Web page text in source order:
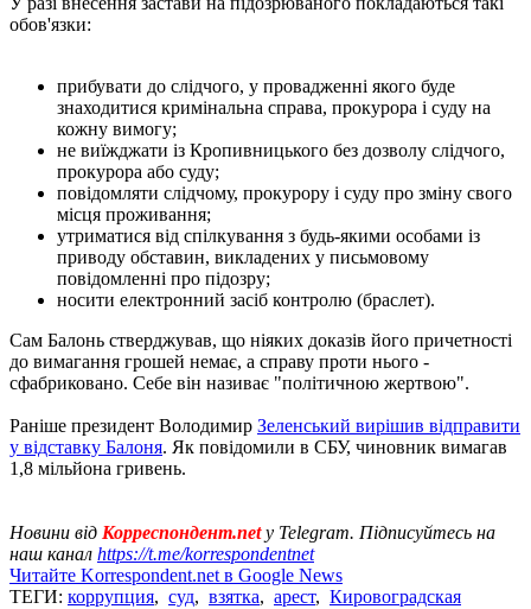
обов'язки:
прибувати до слідчого, у провадженні якого буде
знаходитися кримінальна справа, прокурора і суду на
кожну вимогу;
не виїжджати із Кропивницького без дозволу слідчого,
прокурора або суду;
повідомляти слідчому, прокурору і суду про зміну свого
місця проживання;
утриматися від спілкування з будь-якими особами із
приводу обставин, викладених у письмовому
повідомленні про підозру;
носити електронний засіб контролю (браслет).
Сам Балонь стверджував, що ніяких доказів його причетності
до вимагання грошей немає, а справу проти нього -
сфабриковано. Себе він називає "політичною жертвою".
Раніше президент Володимир Зеленський вирішив відправити
у відставку Балоня. Як повідомили в СБУ, чиновник вимагав
1,8 мільйона гривень.
Новини від Корреспондент.netу Telegram. Підписуйтесь на
наш канал https://t.me/korrespondentnet
Читайте Korrespondent.net в Google News
ТЕГИ: коррупция, суд, взятка, арест, Кировоградская